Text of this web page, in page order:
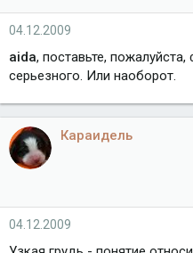
04.12.2009
aida, поставьте,
серьезного. Или наоборот.
Караидель
04.12.2009